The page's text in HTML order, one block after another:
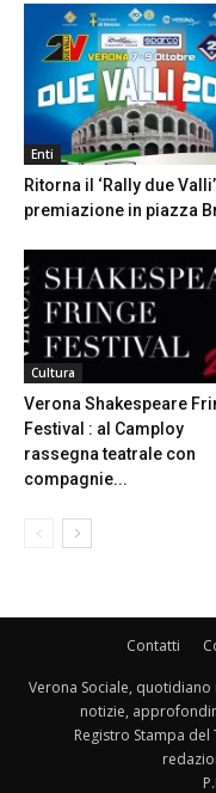
Enti
Ritorna il ‘Rally due
premiazione in piazza
Cultura
Verona Shakespeare
Festival : al Camploy
rassegna teatrale con
compagnie...
Contatti
Verona Sociale,
notizie,
Registro Stampa